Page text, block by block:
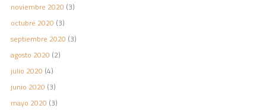
noviembre 2020 (3)
octubre 2020 (3)
septiembre 2020 (3)
agosto 2020 (2)
julio 2020 (4)
junio 2020 (3)
mayo 2020 (3)